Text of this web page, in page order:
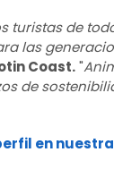
turistas de
las
Coast."
de
en